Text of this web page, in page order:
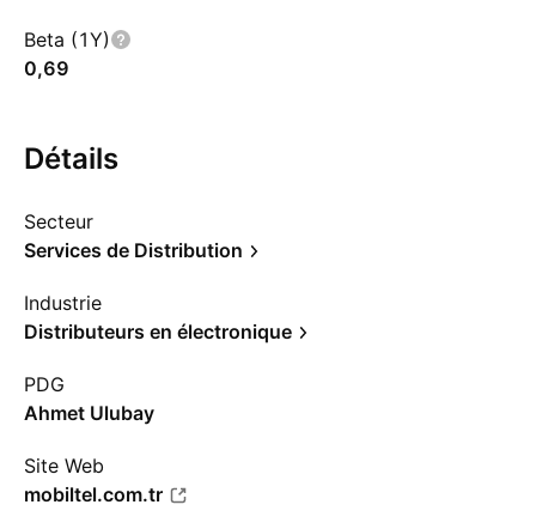
Beta (1Y)
0,69
Détails
Secteur
Services de Distribution
Industrie
Distributeurs en électronique
PDG
Ahmet Ulubay
Site Web
mobiltel.com.tr